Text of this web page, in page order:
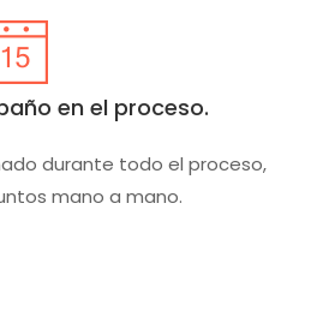
en el proceso.
durante todo el proceso,
mano a mano.